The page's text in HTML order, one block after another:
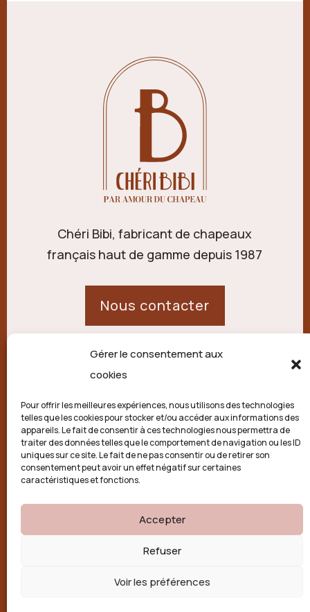
Gérer le consentement aux
cookies
Pour offrir les meilleures expériences, nous utilisons des technologies
telles que les cookies pour stocker et/ou accéder aux informations des
appareils. Le fait de consentir à ces technologies nous permettra de
traiter des données telles que le comportement de navigation ou les ID
uniques sur ce site. Le fait de ne pas consentir ou de retirer son
consentement peut avoir un effet négatif sur certaines
caractéristiques et fonctions.
Accepter
Refuser
Voir les préférences
Chéri Bibi, fabricant de chapeaux
français haut de gamme depuis 1987
Nous contacter
21 route de Palisse,
Politique de confidentialité
Conditions générales